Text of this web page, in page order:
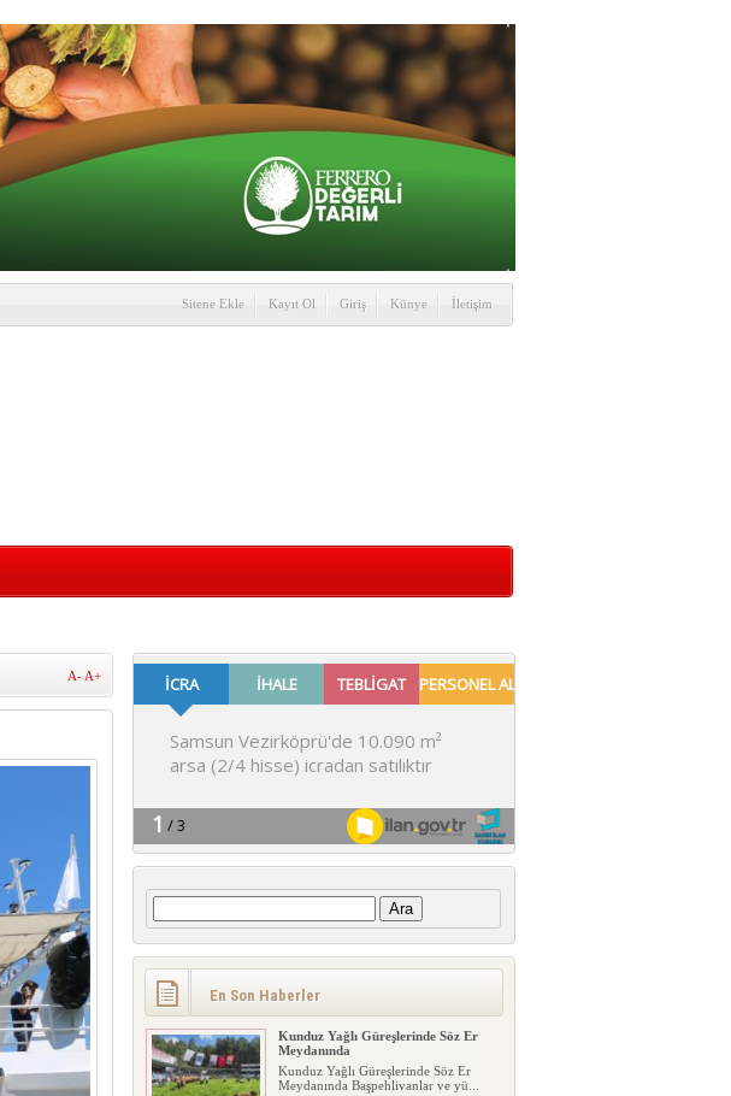
Sitene Ekle Kayıt Ol Giriş Künye İletişim
A- A+
Arama:
En Son Haberler
Kunduz Yağlı Güreşlerinde Söz Er
Meydanında
Kunduz Yağlı Güreşlerinde Söz Er
Meydanında Başpehlivanlar ve yü...